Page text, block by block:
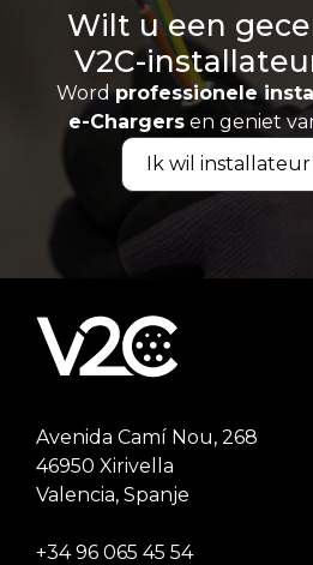
Wilt u een
V2C-
Wordprofessionele
e-Chargers en geniet
Ik wil
Avenida Camí Nou, 268
46950 Xirivella
Valencia, Spanje
+34 96 065 45 54